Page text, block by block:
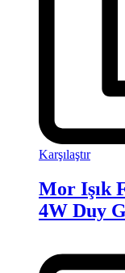
Karşılaştır
Mor Işık
4W Duy